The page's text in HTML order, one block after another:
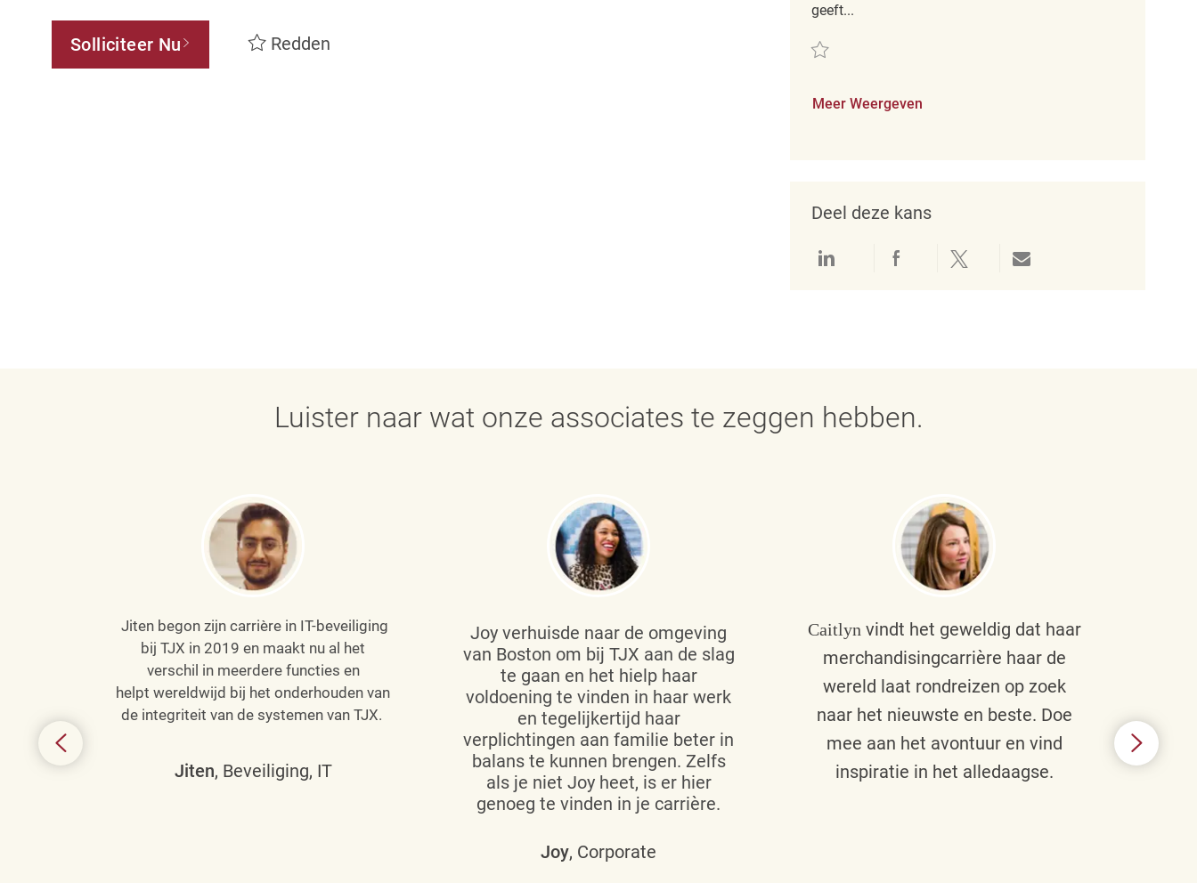
Solliciteer Nu Redden
geeft...
Redden Merchandising Associate REQ127897
Meer Weergeven
Deel deze kans
Delen via LinkedInDelen via Facebook
Delen via twitterDelen via e-mail
Luister naar wat onze associates te zeggen hebben.
Jiten begon zijn carrière in IT-beveiliging
bij TJX in 2019 en maakt nu al het
verschil in meerdere functies en
helpt wereldwijd bij het onderhouden van
de integriteit van de systemen van TJX.
Jiten, Beveiliging, IT
Joy verhuisde naar de omgeving
van Boston om bij TJX aan de slag
te gaan en het hielp haar
voldoening te vinden in haar werk
en tegelijkertijd haar
verplichtingen aan familie beter in
balans te kunnen brengen. Zelfs
als je niet Joy heet, is er hier
genoeg te vinden in je carrière.
Joy, Corporate
Caitlyn vindt het geweldig dat haar
merchandisingcarrière haar de
wereld laat rondreizen op zoek
naar het nieuwste en beste. Doe
mee aan het avontuur en vind
inspiratie in het alledaagse.